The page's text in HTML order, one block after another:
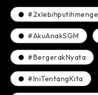
#AkuAnakSGM
#BergerakNyata
#IniTentangKita